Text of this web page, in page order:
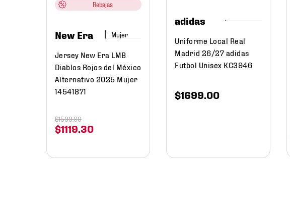
Rebajas
New Era Mujer
Jersey New Era LMB
Diablos Rojos del México
Alternativo 2025 Mujer
14541871
$1119.30
$1599.00
adidas
Uniforme Local Real
Madrid 26/27 adidas
Futbol Unisex KC3946
$1699.00